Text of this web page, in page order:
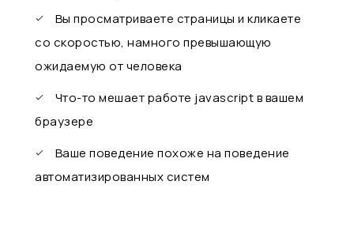
Вы просматриваете страницы и кликаете
со скоростью, намного превышающую
ожидаемую от человека
Что-то мешает работе javascript в вашем
браузере
Ваше поведение похоже на поведение
автоматизированных систем